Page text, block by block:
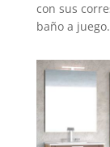
con sus
baño a juego.